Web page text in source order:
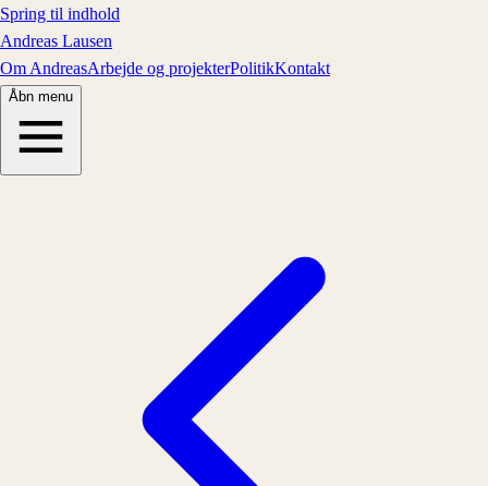
Spring til indhold
Andreas Lausen
Om AndreasArbejde og projekterPolitikKontakt
Åbn menu